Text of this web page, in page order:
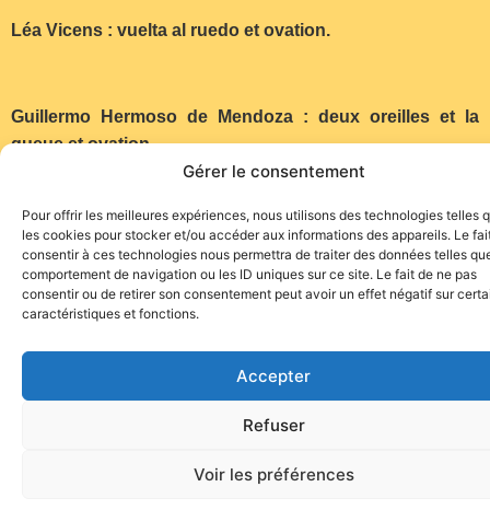
Gérer le consentement
Pour offrir les meilleures expériences, nous utilisons des technologies telles
les cookies pour stocker et/ou accéder aux informations des appareils. Le
consentir à ces technologies nous permettra de traiter des données telles
comportement de navigation ou les ID uniques sur ce site. Le fait de ne pas
consentir ou de retirer son consentement peut avoir un effet négatif sur
caractéristiques et fonctions.
Accepter
Refuser
Voir les préférences
Léa Vicens : vuelta al ruedo et ovation.
Guillermo Hermoso de Mendoza : deux oreilles et la
queue et ovation.
(Corridasi)
Site de l'association TOROFIESTA